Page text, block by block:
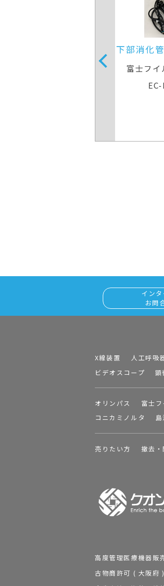
オリン
イン
お問
X線装置 人工呼吸
ビデオスコープ
顕
オリンパス 富士
コニカミノルタ
売りたい方 撤去・
高度管理医療機器
古物商許可 ( 大阪